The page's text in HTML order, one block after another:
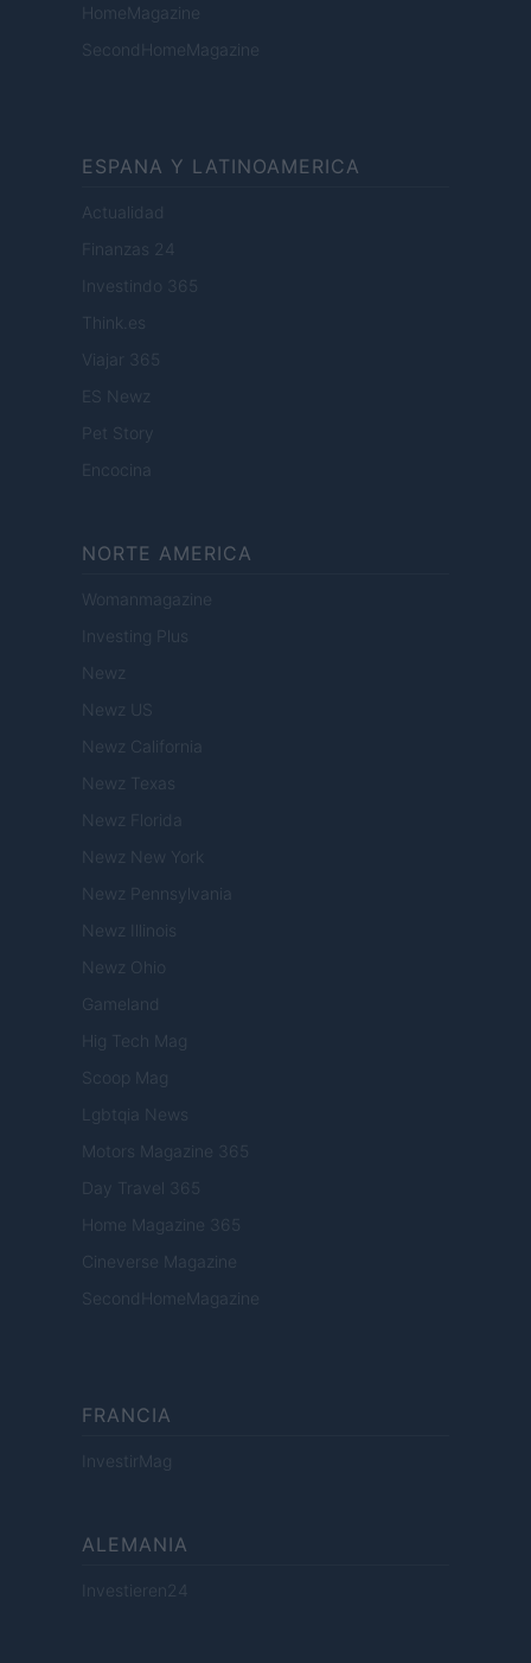
HomeMagazine
SecondHomeMagazine
ESPANA Y LATINOAMERICA
Actualidad
Finanzas 24
Investindo 365
Think.es
Viajar 365
ES Newz
Pet Story
Encocina
NORTE AMERICA
Womanmagazine
Investing Plus
Newz
Newz US
Newz California
Newz Texas
Newz Florida
Newz New York
Newz Pennsylvania
Newz Illinois
Newz Ohio
Gameland
Hig Tech Mag
Scoop Mag
Lgbtqia News
Motors Magazine 365
Day Travel 365
Home Magazine 365
Cineverse Magazine
SecondHomeMagazine
FRANCIA
InvestirMag
ALEMANIA
Investieren24